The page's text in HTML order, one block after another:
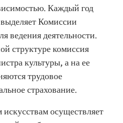
Каждый год
Комиссии
ведения деятельности.
структуре комиссия
культуры, а на ее
трудовое
страхование.
осуществляет